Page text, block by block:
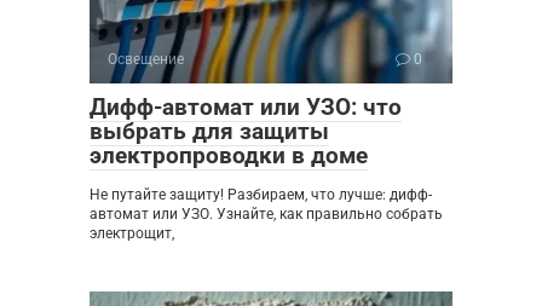
Освещение 0
Дифф-автомат или УЗО: что
выбрать для защиты
электропроводки в доме
Не путайте защиту! Разбираем, что лучше: дифф-
автомат или УЗО. Узнайте, как правильно собрать
электрощит,